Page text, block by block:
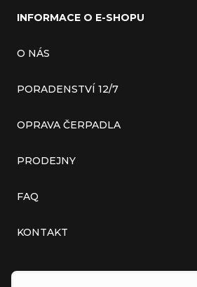
INFORMACE O E-SHOPU
O NÁS
PORADENSTVÍ 12/7
OPRAVA ČERPADLA
PRODEJNY
FAQ
KONTAKT